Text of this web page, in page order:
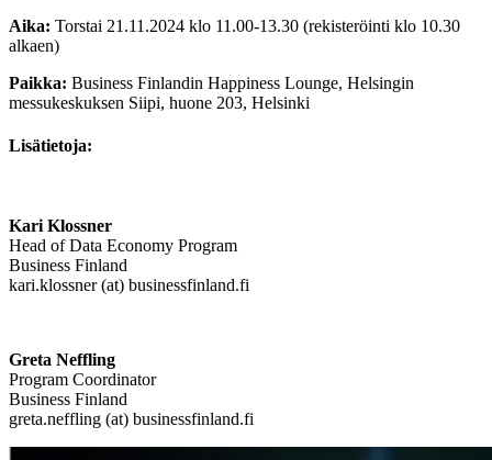
Aika: Torstai 21.11.2024 klo 11.00-13.30 (rekisteröinti klo 10.30
alkaen)
Paikka: Business Finlandin Happiness Lounge, Helsingin
messukeskuksen Siipi, huone 203, Helsinki
Lisätietoja:
Kari Klossner
Head of Data Economy Program
Business Finland
kari.klossner (at) businessfinland.fi
Greta Neffling
Program Coordinator
Business Finland
greta.neffling (at) businessfinland.fi